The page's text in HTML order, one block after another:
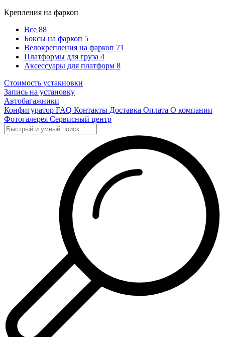
Крепления на фаркоп
Все 88
Боксы на фаркоп 5
Велокрепления на фаркоп 71
Платформы для груза 4
Аксессуары для платформ 8
Стоимость устакновки
Запись на установку
Автобагажники
Конфигуратор FAQ Контакты Доставка Оплата О компании
Фотогалерея Сервисный центр